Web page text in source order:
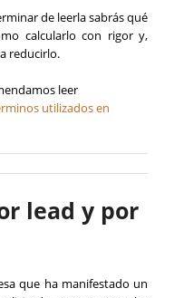
de leerla sabrás qué
calcularlo con rigor y,
reducirlo.
leer
utilizados en
lead y por
que ha manifestado un